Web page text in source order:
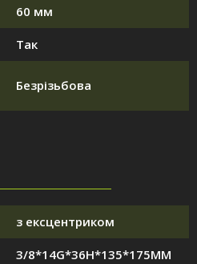
60 мм
Так
Безрізьбова
з ексцентриком
3/8*14G*36H*135*175MM